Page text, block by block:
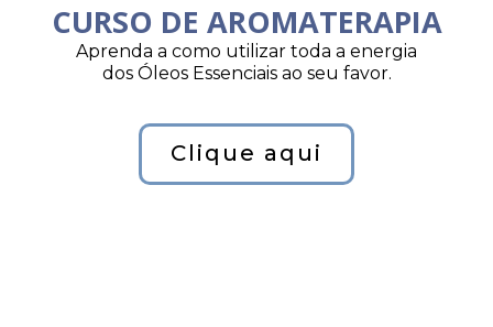
CURSO DE AROMATERAPIA
Aprenda a como utilizar toda a energia
dos Óleos Essenciais ao seu favor.
Clique aqui